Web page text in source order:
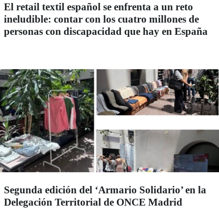
El retail textil español se enfrenta a un reto
ineludible: contar con los cuatro millones de
personas con discapacidad que hay en España
Segunda edición del ‘Armario Solidario’ en la
Delegación Territorial de ONCE Madrid